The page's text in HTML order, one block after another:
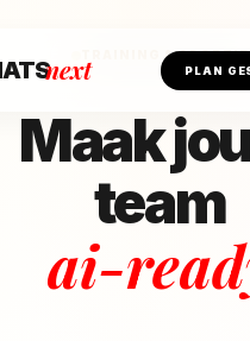
next PLAN
TRAINING & ADOPTIE
Maak
team
ai-